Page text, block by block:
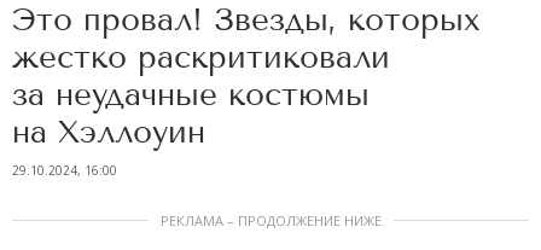
Это провал! Звезды, которых
жестко раскритиковали
за неудачные костюмы
на Хэллоуин
29.10.2024, 16:00
РЕКЛАМА – ПРОДОЛЖЕНИЕ НИЖЕ